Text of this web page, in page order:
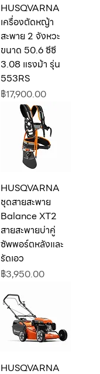
HUSQVARNA
เครื่องตัดหญ้า
สะพาย 2 จังหวะ
ขนาด 50.6 ซีซี
3.08 แรงม้า รุ่น
553RS
ราคา
฿17,900.00
HUSQVARNA
ชุดสายสะพาย
Balance XT2
สายสะพายบ่าคู่
ซัพพอร์ตหลังและ
รัดเอว
ราคา
฿3,950.00
HUSQVARNA